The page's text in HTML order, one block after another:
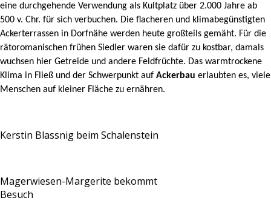
eine durchgehende Verwendung als Kultplatz über 2.000 Jahre ab
500 v. Chr. für sich verbuchen. Die flacheren und klimabegünstigten
Ackerterrassen in Dorfnähe werden heute großteils gemäht. Für die
rätoromanischen frühen Siedler waren sie dafür zu kostbar, damals
wuchsen hier Getreide und andere Feldfrüchte. Das warmtrockene
Klima in Fließ und der Schwerpunkt auf Ackerbau erlaubten es, viele
Menschen auf kleiner Fläche zu ernähren.
Kerstin Blassnig beim Schalenstein
Magerwiesen-Margerite bekommt
Besuch